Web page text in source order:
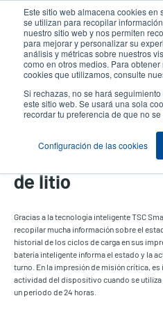
Este sitio web almacena cookies en
se utilizan para recopilar
nuestro sitio web y nos permiten
para mejorar y personalizar su
análisis y métricas sobre nuestros
como en otros medios. Para
cookies que utilizamos, consulte
Si rechazas, no se hará
este sitio web. Se usará una sola
recordar tu preferencia de que no
Configuración de las cookies
contenido
principal
Header
Batería
de litio
Gracias a la tecnología inteligente TSC
recopilar mucha información sobre el
historial de los ciclos de carga en sus
batería inteligente informa el estado y la
turno. En la impresión de misión crítica,
actividad del dispositivo cuando se
un período de 24 horas.